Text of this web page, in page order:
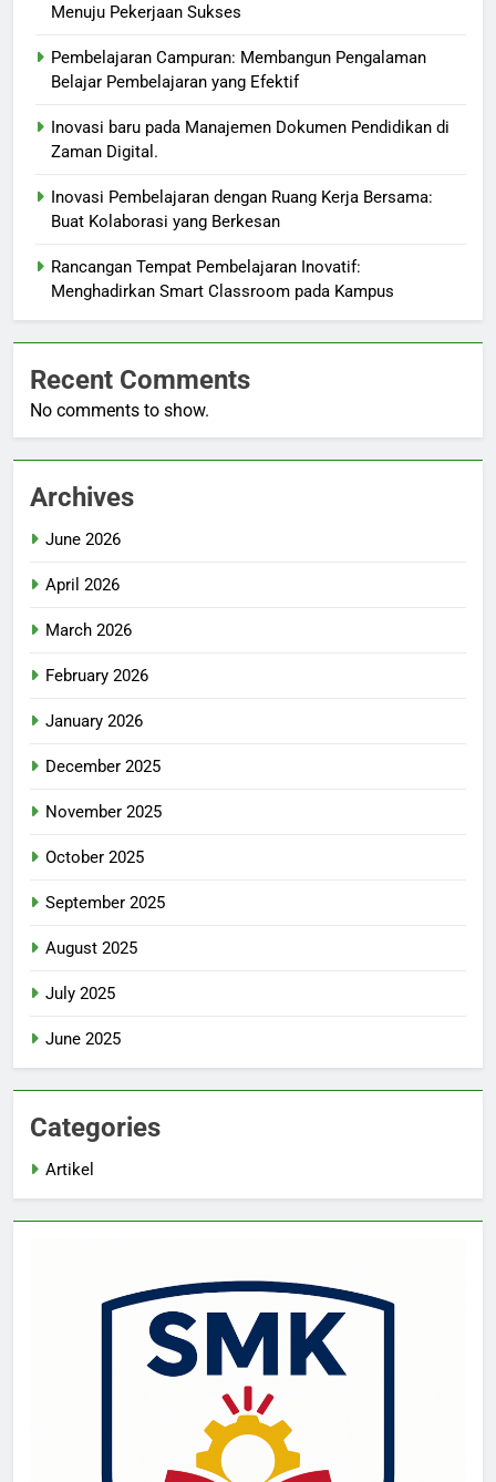
Menuju Pekerjaan Sukses
Pembelajaran Campuran: Membangun Pengalaman
Belajar Pembelajaran yang Efektif
Inovasi baru pada Manajemen Dokumen Pendidikan di
Zaman Digital.
Inovasi Pembelajaran dengan Ruang Kerja Bersama:
Buat Kolaborasi yang Berkesan
Rancangan Tempat Pembelajaran Inovatif:
Menghadirkan Smart Classroom pada Kampus
Recent Comments
No comments to show.
Archives
June 2026
April 2026
March 2026
February 2026
January 2026
December 2025
November 2025
October 2025
September 2025
August 2025
July 2025
June 2025
Categories
Artikel